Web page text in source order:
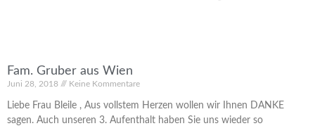
Fam. Gruber aus Wien
Juni 28, 2018 Keine Kommentare
Liebe Frau Bleile , Aus vollstem Herzen wollen wir Ihnen DANKE
sagen. Auch unseren 3. Aufenthalt haben Sie uns wieder so
S
e
i
t
e
i
t
i
t
i
t